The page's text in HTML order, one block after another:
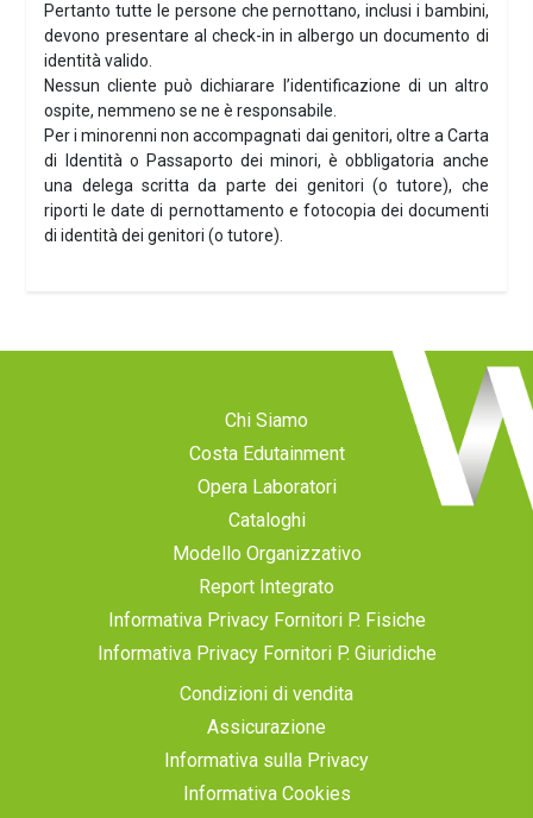
Pertanto tutte le persone che pernottano, inclusi i bambini,
devono presentare al check-in in albergo un documento di
identità valido.
Nessun cliente può dichiarare l’identificazione di un altro
ospite, nemmeno se ne è responsabile.
Per i minorenni non accompagnati dai genitori, oltre a Carta
di Identità o Passaporto dei minori, è obbligatoria anche
una delega scritta da parte dei genitori (o tutore), che
riporti le date di pernottamento e fotocopia dei documenti
di identità dei genitori (o tutore).
Chi Siamo
Costa Edutainment
Opera Laboratori
Cataloghi
Modello Organizzativo
Report Integrato
Informativa Privacy Fornitori P. Fisiche
Informativa Privacy Fornitori P. Giuridiche
Condizioni di vendita
Assicurazione
Informativa sulla Privacy
Informativa Cookies